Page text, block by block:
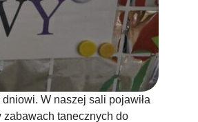
W naszej sali pojawiła
zabawach tanecznych do